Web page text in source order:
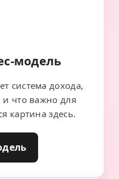
модель
система дохода,
и что важно для
картина здесь.